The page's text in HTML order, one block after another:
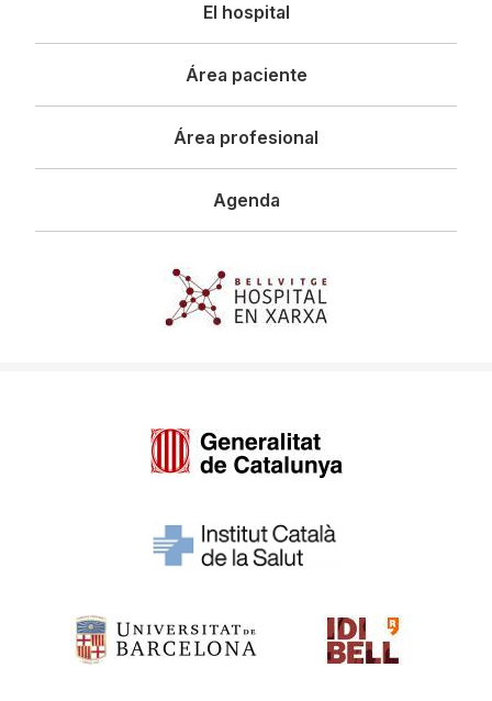
principal
El hospital
Área paciente
Área profesional
Agenda